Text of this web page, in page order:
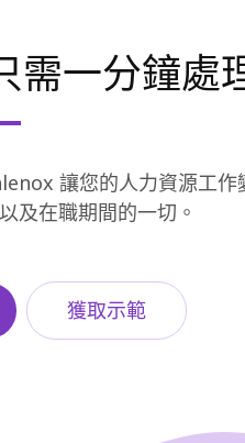
需一分鐘處
讓您的人力資源工
及在職期間的一切。
獲取示範